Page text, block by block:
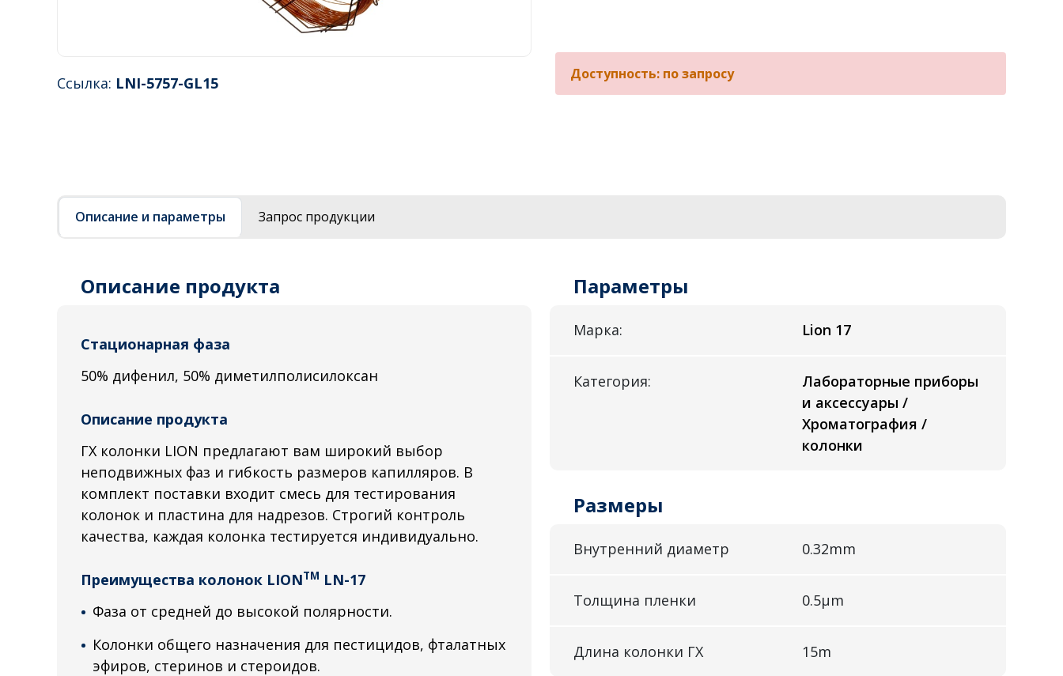
Ссылка: LNI-5757-GL15
Доступность: по запросу
Описание и параметры Запрос продукции
Описание продукта
Стационарная фаза
50% дифенил, 50% диметилполисилоксан
Описание продукта
ГХ колонки LION предлагают вам широкий выбор
неподвижных фаз и гибкость размеров капилляров. В
комплект поставки входит смесь для тестирования
колонок и пластина для надрезов. Строгий контроль
качества, каждая колонка тестируется индивидуально.
Преимущества колонок LIONTM LN-17
Фаза от средней до высокой полярности.
Колонки общего назначения для пестицидов, фталатных
эфиров, стеринов и стероидов.
Параметры
Марка: Lion 17
Категория:
Лабораторные приборы
и аксессуары /
Хроматография /
колонки
Размеры
Внутренний диаметр 0.32mm
Толщина пленки 0.5µm
Длина колонки ГХ 15m